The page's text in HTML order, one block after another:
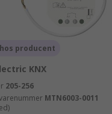
producent
KNX
205-256
MTN6003-0011